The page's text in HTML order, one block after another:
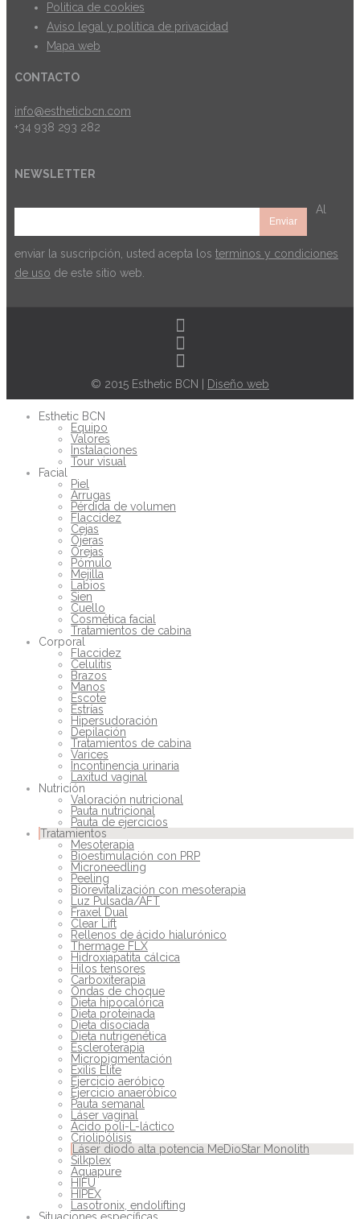
Politica de cookies
Aviso legal y política de privacidad
Mapa web
CONTACTO
info@estheticbcn.com
+34 938 293 282
NEWSLETTER
Al
enviar la suscripción, usted acepta los terminos y condiciones
de uso de este sitio web.
© 2015 Esthetic BCN | Diseño web
Esthetic BCN
Equipo
Valores
Instalaciones
Tour visual
Facial
Piel
Arrugas
Pérdida de volumen
Flaccidez
Cejas
Ojeras
Orejas
Pómulo
Mejilla
Labios
Sien
Cuello
Cosmética facial
Tratamientos de cabina
Corporal
Flaccidez
Celulitis
Brazos
Manos
Escote
Estrías
Hipersudoración
Depilación
Tratamientos de cabina
Varices
Incontinencia urinaria
Laxitud vaginal
Nutrición
Valoración nutricional
Pauta nutricional
Pauta de ejercicios
Tratamientos
Mesoterapia
Bioestimulación con PRP
Microneedling
Peeling
Biorevitalización con mesoterapia
Luz Pulsada/AFT
Fraxel Dual
Clear Lift
Rellenos de ácido hialurónico
Thermage FLX
Hidroxiapatita cálcica
Hilos tensores
Carboxiterapia
Ondas de choque
Dieta hipocalórica
Dieta proteinada
Dieta disociada
Dieta nutrigenética
Escleroterapia
Micropigmentación
Exilis Elite
Ejercicio aeróbico
Ejercicio anaeróbico
Pauta semanal
Láser vaginal
Ácido poli-L-láctico
Criolipólisis
Láser diodo alta potencia MeDioStar Monolith
Silkplex
Aquapure
HIFU
HIPEX
Lasotronix, endolifting
Situaciones específicas